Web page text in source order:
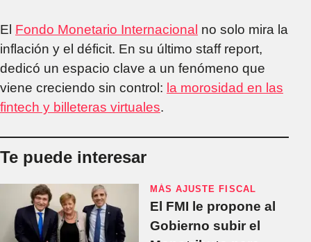
El Fondo Monetario Internacional no solo mira la
inflación y el déficit. En su último staff report,
dedicó un espacio clave a un fenómeno que
viene creciendo sin control: la morosidad en las
fintech y billeteras virtuales.
Te puede interesar
MÁS AJUSTE FISCAL
El FMI le propone al
Gobierno subir el